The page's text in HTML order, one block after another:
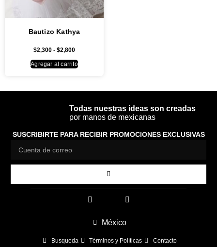
Bautizo Kathya
$2,300 - $2,800
Agregar al carrito
Todas nuestras ideas son creadas
por manos de mexicanas
SUSCRIBIRTE PARA RECIBIR PROMOCIONES EXCLUSIVAS
México
Busqueda Términos y Políticas Contacto